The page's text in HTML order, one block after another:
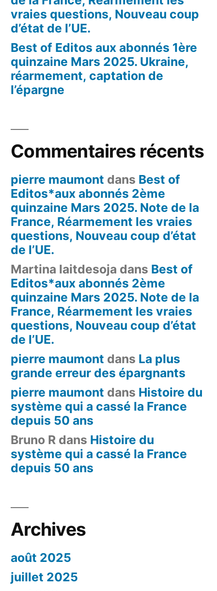
vraies questions, Nouveau coup
d’état de l’UE.
Best of Editos aux abonnés 1ère
quinzaine Mars 2025. Ukraine,
réarmement, captation de
l’épargne
Commentaires récents
pierre maumont dans Best of
Editos*aux abonnés 2ème
quinzaine Mars 2025. Note de la
France, Réarmement les vraies
questions, Nouveau coup d’état
de l’UE.
Martina laitdesoja dans Best of
Editos*aux abonnés 2ème
quinzaine Mars 2025. Note de la
France, Réarmement les vraies
questions, Nouveau coup d’état
de l’UE.
pierre maumont dans La plus
grande erreur des épargnants
pierre maumont dans Histoire du
système qui a cassé la France
depuis 50 ans
Bruno R dans Histoire du
système qui a cassé la France
depuis 50 ans
Archives
août 2025
juillet 2025